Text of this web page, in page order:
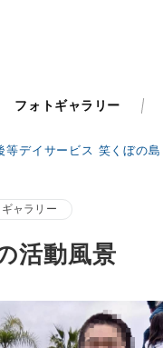
フォトギャラリー
等デイサービス 笑くぼの島
ャラリー
活動風景